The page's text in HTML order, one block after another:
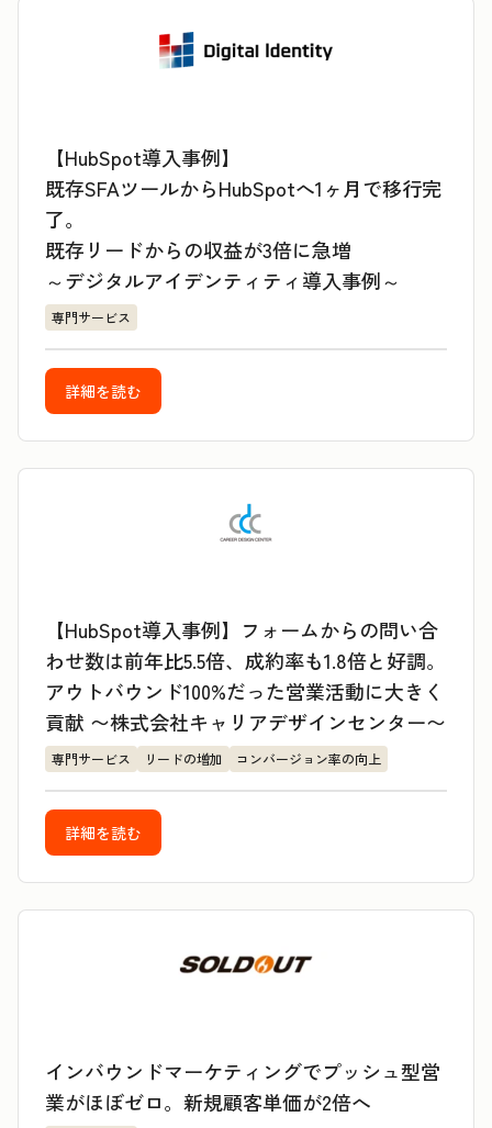
【HubSpot導入事例】
既存SFAツールからHubSpotへ1ヶ月で移行完
了。
既存リードからの収益が3倍に急増
～デジタルアイデンティティ導入事例～
専門サービス
詳細を読む
【HubSpot導入事例】フォームからの問い合
わせ数は前年比5.5倍、成約率も1.8倍と好調。
アウトバウンド100%だった営業活動に大きく
貢献 〜株式会社キャリアデザインセンター〜
専門サービス リードの増加 コンバージョン率の向上
詳細を読む
インバウンドマーケティングでプッシュ型営
業がほぼゼロ。新規顧客単価が2倍へ